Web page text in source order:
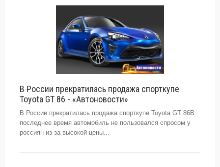
В России прекратилась продажа спорткупе
Toyota GT 86 - «Автоновости»
В России прекратилась продажа спорткупе Toyota GT 86В
последнее время автомобиль не пользовался спросом у
россиян из-за высокой цены...